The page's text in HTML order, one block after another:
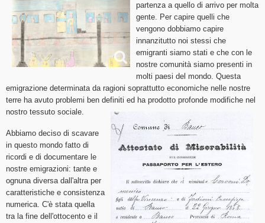
partenza a quello di arrivo per molta
gente. Per capire quelli che
vengono dobbiamo capire
innanzitutto noi stessi che
emigranti siamo stati e che con le
nostre comunità siamo presenti in
molti paesi del mondo. Questa
emigrazione determinata da ragioni soprattutto economiche nelle nostre
terre ha avuto problemi ben definiti ed ha prodotto profonde modifiche nel
nostro tessuto sociale.
Abbiamo deciso di scavare
in questo mondo fatto di
ricordi e di documentare le
nostre emigrazioni: tante e
ognuna diversa dall'altra per
caratteristiche e consistenza
numerica. C'è stata quella
tra la fine dell'ottocento e il